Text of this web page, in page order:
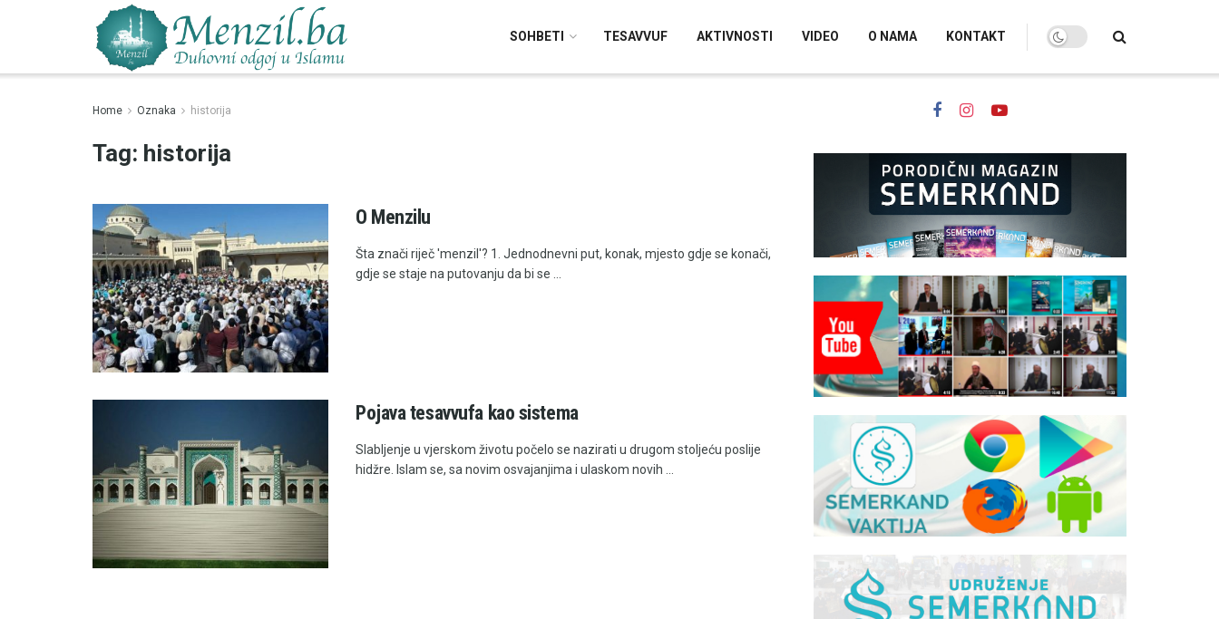
SOHBETI TESAVVUF AKTIVNOSTI VIDEO O NAMA KONTAKT
Home Oznaka historija
Tag: historija
O Menzilu
Šta znači riječ 'menzil'? 1. Jednodnevni put, konak, mjesto gdje se konači,
gdje se staje na putovanju da bi se ...
Pojava tesavvufa kao sistema
Slabljenje u vjerskom životu počelo se nazirati u drugom stoljeću poslije
hidžre. Islam se, sa novim osvajanjima i ulaskom novih ...